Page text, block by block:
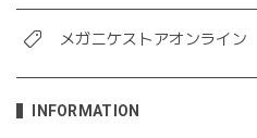
メガニケストアオンライン
INFORMATION